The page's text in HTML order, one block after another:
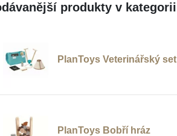
produkty v kategorii
PlanToys Veterinářský set
PlanToys Bobří hráz